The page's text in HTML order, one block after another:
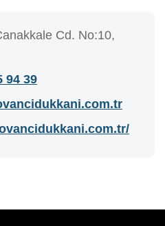
Cd. No:10,
94 39